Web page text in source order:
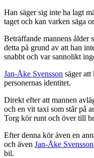
Han säger sig inte ha lagt
taget och kan varken säga
Beträffande mannens ålder
detta på grund av att han
snabbt och var sannolikt
Jan-Åke Svensson säger
personernas identitet.
Direkt efter att mannen
och en vit taxi som står på
Torg kör runt och över till
Efter denna kör även en
och även Jan-Åke Svensson
bil.